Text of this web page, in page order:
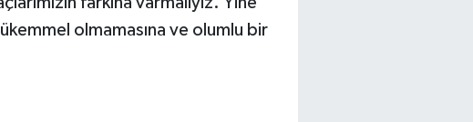
olmamasına ve olumlu bir